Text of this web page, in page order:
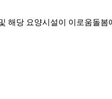
당 요양시설이 이로움돌